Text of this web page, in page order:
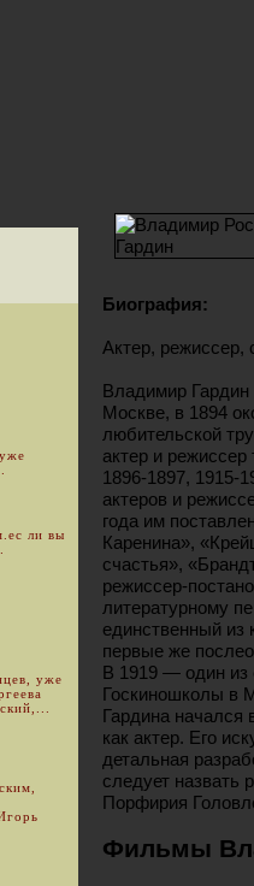
Биография:
Актер, режиссер,
Владимир
Москве, в 1894
любительской
актер и
1896-1897, 1915-
актеров и
года им
Каренина»,
счастья»,
режиссер-
литературному
единственный из
первые же
В 1919 — один из
Госкиношколы в
Гардина начался
как актер. Его
детальная
следует назвать
Порфирия
Фильмы
ли вы
уже